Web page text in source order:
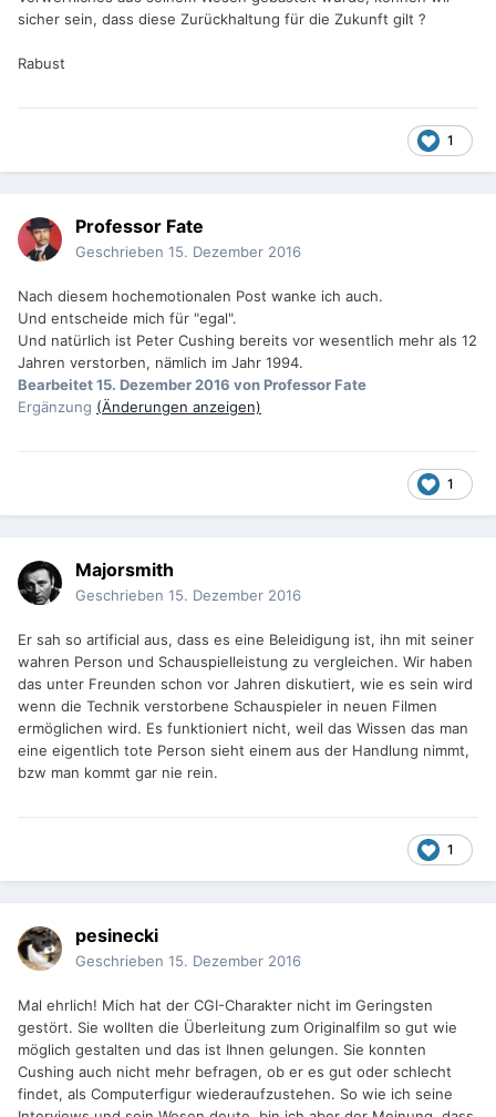
sicher sein, dass diese Zurückhaltung für die Zukunft gilt ?
Rabust
1
Professor Fate
Geschrieben 15. Dezember 2016
Nach diesem hochemotionalen Post wanke ich auch.
Und entscheide mich für "egal".
Und natürlich ist Peter Cushing bereits vor wesentlich mehr als 12
Jahren verstorben, nämlich im Jahr 1994.
Bearbeitet15. Dezember 2016 von Professor Fate
Ergänzung (Änderungen anzeigen)
1
Majorsmith
Geschrieben 15. Dezember 2016
Er sah so artificial aus, dass es eine Beleidigung ist, ihn mit seiner
wahren Person und Schauspielleistung zu vergleichen. Wir haben
das unter Freunden schon vor Jahren diskutiert, wie es sein wird
wenn die Technik verstorbene Schauspieler in neuen Filmen
ermöglichen wird. Es funktioniert nicht, weil das Wissen das man
eine eigentlich tote Person sieht einem aus der Handlung nimmt,
bzw man kommt gar nie rein.
1
pesinecki
Geschrieben 15. Dezember 2016
Mal ehrlich! Mich hat der CGI-Charakter nicht im Geringsten
gestört. Sie wollten die Überleitung zum Originalfilm so gut wie
möglich gestalten und das ist Ihnen gelungen. Sie konnten
Cushing auch nicht mehr befragen, ob er es gut oder schlecht
findet, als Computerfigur wiederaufzustehen. So wie ich seine